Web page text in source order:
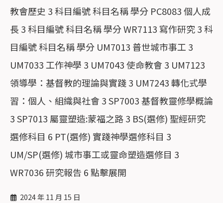
教會歷史 3 科目編號 科目名稱 學分 PC8083 個人成
長 3 科目編號 科目名稱 學分 WR7113 寫作研究 3 科
目編號 科目名稱 學分 UM7013 普世城市事工 3
UM7033 工作神學 3 UM7043 使命教會 3 UM7123
領導學：基督教的理論與實踐 3 UM7243 轉化式學
習：個人、組織與社會 3 SP7003 基督教靈修學概論
3 SP7013 屬靈塑造:蒙福之路 3 BS(選修) 聖經研究
選修科目 6 PT(選修) 實踐神學選修科目 3
UM/SP(選修) 城市事工或靈命塑造選修目 3
WR7036 研究報告 6 點擊展開
2024 年 11 月 15 日